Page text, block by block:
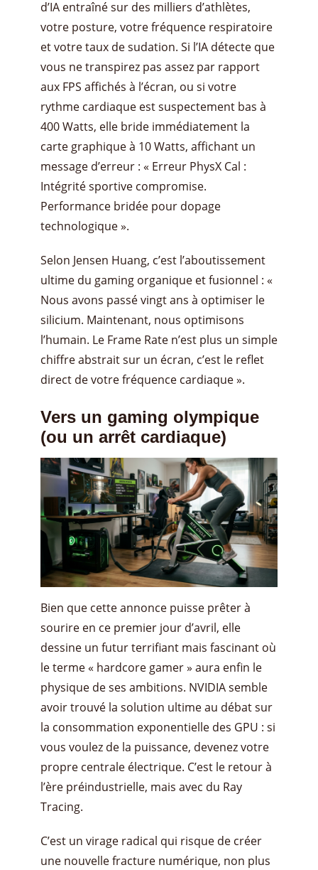
d’IA entraîné sur des milliers d’athlètes,
votre posture, votre fréquence respiratoire
et votre taux de sudation. Si l’IA détecte que
vous ne transpirez pas assez par rapport
aux FPS affichés à l’écran, ou si votre
rythme cardiaque est suspectement bas à
400 Watts, elle bride immédiatement la
carte graphique à 10 Watts, affichant un
message d’erreur : « Erreur PhysX Cal :
Intégrité sportive compromise.
Performance bridée pour dopage
technologique ».
​Selon Jensen Huang, c’est l’aboutissement
ultime du gaming organique et fusionnel : «
Nous avons passé vingt ans à optimiser le
silicium. Maintenant, nous optimisons
l’humain. Le Frame Rate n’est plus un simple
chiffre abstrait sur un écran, c’est le reflet
direct de votre fréquence cardiaque ».
Vers un gaming olympique
(ou un arrêt cardiaque)
Bien que cette annonce puisse prêter à
sourire en ce premier jour d’avril, elle
dessine un futur terrifiant mais fascinant où
le terme « hardcore gamer » aura enfin le
physique de ses ambitions. NVIDIA semble
avoir trouvé la solution ultime au débat sur
la consommation exponentielle des GPU : si
vous voulez de la puissance, devenez votre
propre centrale électrique. C’est le retour à
l’ère préindustrielle, mais avec du Ray
Tracing.
​C’est un virage radical qui risque de créer
une nouvelle fracture numérique, non plus